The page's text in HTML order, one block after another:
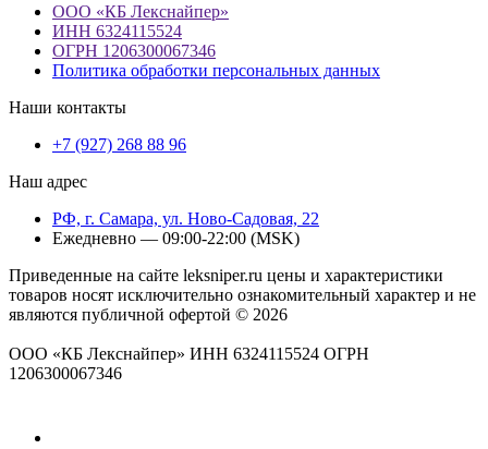
ООО «КБ Лекснайпер»
ИНН 6324115524
ОГРН 1206300067346
Политика обработки персональных данных
Наши контакты
+7 (927) 268 88 96
Наш адрес
РФ, г. Самара, ул. Ново-Садовая, 22
Ежедневно — 09:00-22:00 (MSK)
Приведенные на сайте leksniper.ru цены и характеристики
товаров носят исключительно ознакомительный характер и не
являются публичной офертой © 2026
ООО «КБ Лекснайпер» ИНН 6324115524 ОГРН
1206300067346